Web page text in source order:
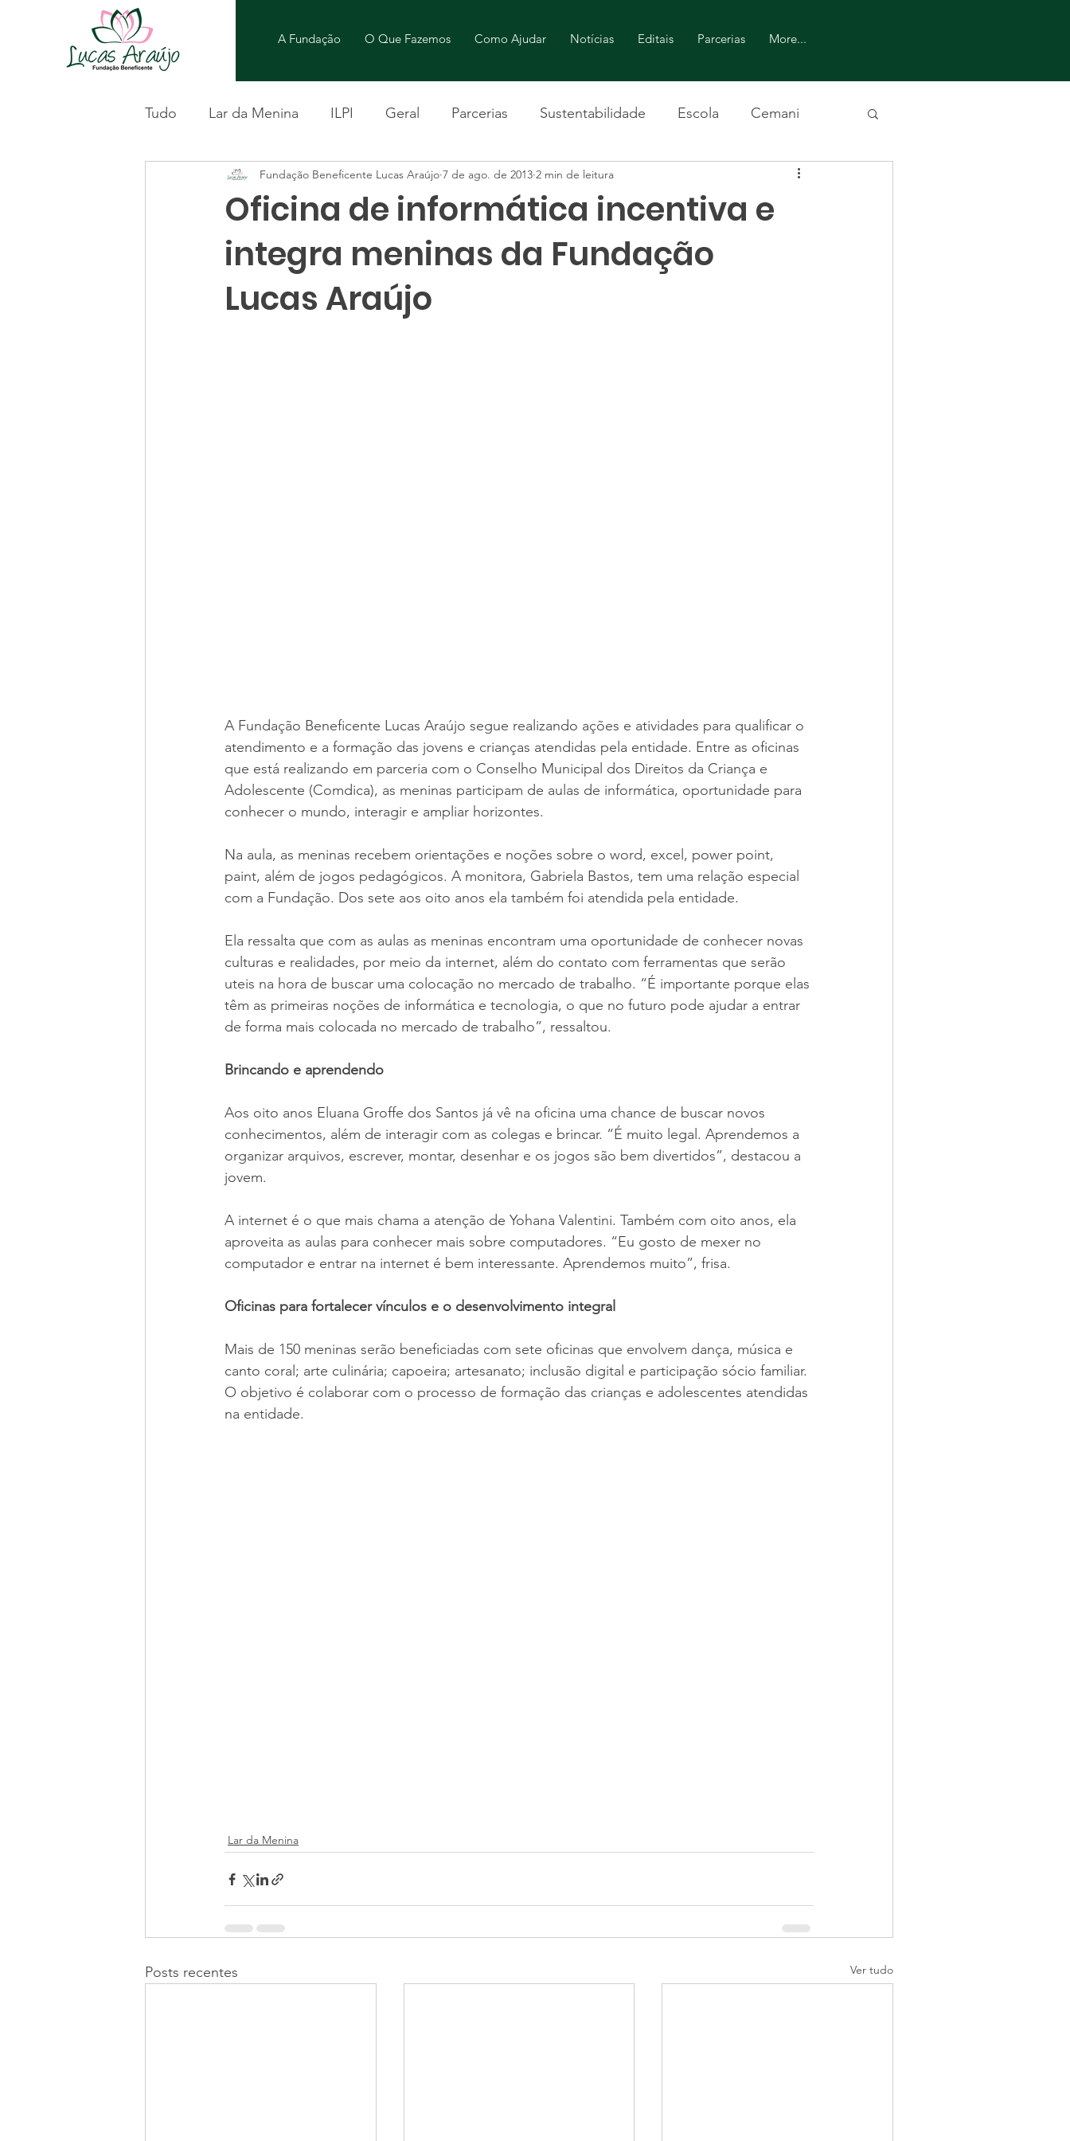
A Fundação O Que Fazemos Como Ajudar Notícias Editais Parcerias More...
Tudo Lar da Menina ILPI Geral Parcerias Sustentabilidade Escola Cemani
Oficina de informática incentiva e
integra meninas da Fundação
Lucas Araújo
Fundação Beneficente Lucas Araújo 7 de ago. de 2013 2 min de leitura
A Fundação Beneficente Lucas Araújo segue realizando ações e atividades para qualificar o
atendimento e a formação das jovens e crianças atendidas pela entidade. Entre as oficinas
que está realizando em parceria com o Conselho Municipal dos Direitos da Criança e
Adolescente (Comdica), as meninas participam de aulas de informática, oportunidade para
conhecer o mundo, interagir e ampliar horizontes.
Na aula, as meninas recebem orientações e noções sobre o word, excel, power point,
paint, além de jogos pedagógicos. A monitora, Gabriela Bastos, tem uma relação especial
com a Fundação. Dos sete aos oito anos ela também foi atendida pela entidade.
Ela ressalta que com as aulas as meninas encontram uma oportunidade de conhecer novas
culturas e realidades, por meio da internet, além do contato com ferramentas que serão
uteis na hora de buscar uma colocação no mercado de trabalho. “É importante porque elas
têm as primeiras noções de informática e tecnologia, o que no futuro pode ajudar a entrar
de forma mais colocada no mercado de trabalho”, ressaltou.
Brincando e aprendendo
Aos oito anos Eluana Groffe dos Santos já vê na oficina uma chance de buscar novos
conhecimentos, além de interagir com as colegas e brincar. “É muito legal. Aprendemos a
organizar arquivos, escrever, montar, desenhar e os jogos são bem divertidos”, destacou a
jovem.
A internet é o que mais chama a atenção de Yohana Valentini. Também com oito anos, ela
aproveita as aulas para conhecer mais sobre computadores. “Eu gosto de mexer no
computador e entrar na internet é bem interessante. Aprendemos muito”, frisa.
Oficinas para fortalecer vínculos e o desenvolvimento integral
Mais de 150 meninas serão beneficiadas com sete oficinas que envolvem dança, música e
canto coral; arte culinária; capoeira; artesanato; inclusão digital e participação sócio familiar.
O objetivo é colaborar com o processo de formação das crianças e adolescentes atendidas
na entidade.
Lar da Menina
Posts recentes Ver tudo